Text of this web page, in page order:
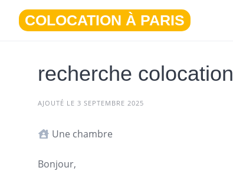
contenu
COLOCATION À PARIS
recherche colocation
AJOUTÉ LE 3 SEPTEMBRE 2025
Une chambre
Bonjour,